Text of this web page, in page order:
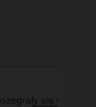
się w